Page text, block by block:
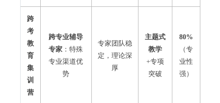
跨
考
教
育
集
训
营
跨专业辅导
专家 ：特殊
专业渠道优
势
专家团队稳
定，理论深
厚
主题式
教学
+专项
突破
80%
（专
业性
强）